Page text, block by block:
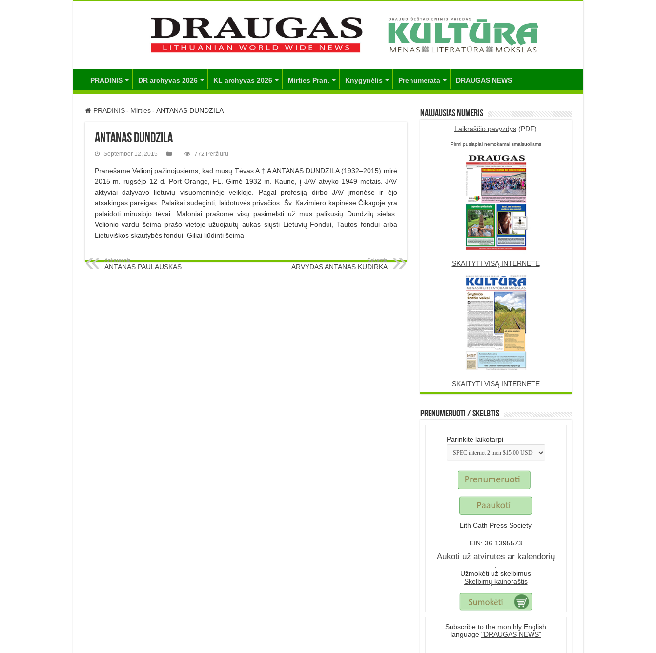
PRADINIS DR archyvas 2026 KL archyvas 2026 Mirties Pran. Knygynėlis Prenumerata DRAUGAS NEWS
PRADINIS - Mirties - ANTANAS DUNDZILA
ANTANAS DUNDZILA
September 12, 2015 772 Peržiūrų
Pranešame Velionį pažinojusiems, kad mūsų Tėvas A † A ANTANAS DUNDZILA (1932–2015) mirė
2015 m. rugsėjo 12 d. Port Orange, FL. Gimė 1932 m. Kaune, į JAV atvyko 1949 metais. JAV
aktyviai dalyvavo lietuvių visuomeninėje veikloje. Pagal profesiją dirbo JAV įmonėse ir ėjo
atsakingas pareigas. Palaikai sudeginti, laidotuvės privačios. Šv. Kazimiero kapinėse Čikagoje yra
palaidoti mirusiojo tėvai. Maloniai prašome visų pasimelsti už mus palikusių Dundzilų sielas.
Velionio vardu šeima prašo vietoje užuojautų aukas siųsti Lietuvių Fondui, Tautos fondui arba
Lietuviškos skautybės fondui. Giliai liūdinti šeima
Ankstesnis
ANTANAS PAULAUSKAS
Sekantis
ARVYDAS ANTANAS KUDIRKA
Naujausias numeris
Laikraščio pavyzdys (PDF)
Pirmi puslapiai nemokamai smalsuoliams
SKAITYTI VISĄ INTERNETE
SKAITYTI VISĄ INTERNETE
Prenumeruoti / Skelbtis
Parinkite laikotarpi
Lith Cath Press Society
EIN: 36-1395573
Aukoti už atvirutes ar kalendorių
.
Užmokėti už skelbimus
Skelbimų kainoraštis
.
Subscribe to the monthly English
language "DRAUGAS NEWS"